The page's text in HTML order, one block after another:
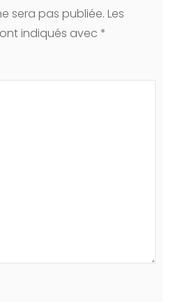
sera pas publiée. Les
indiqués avec *